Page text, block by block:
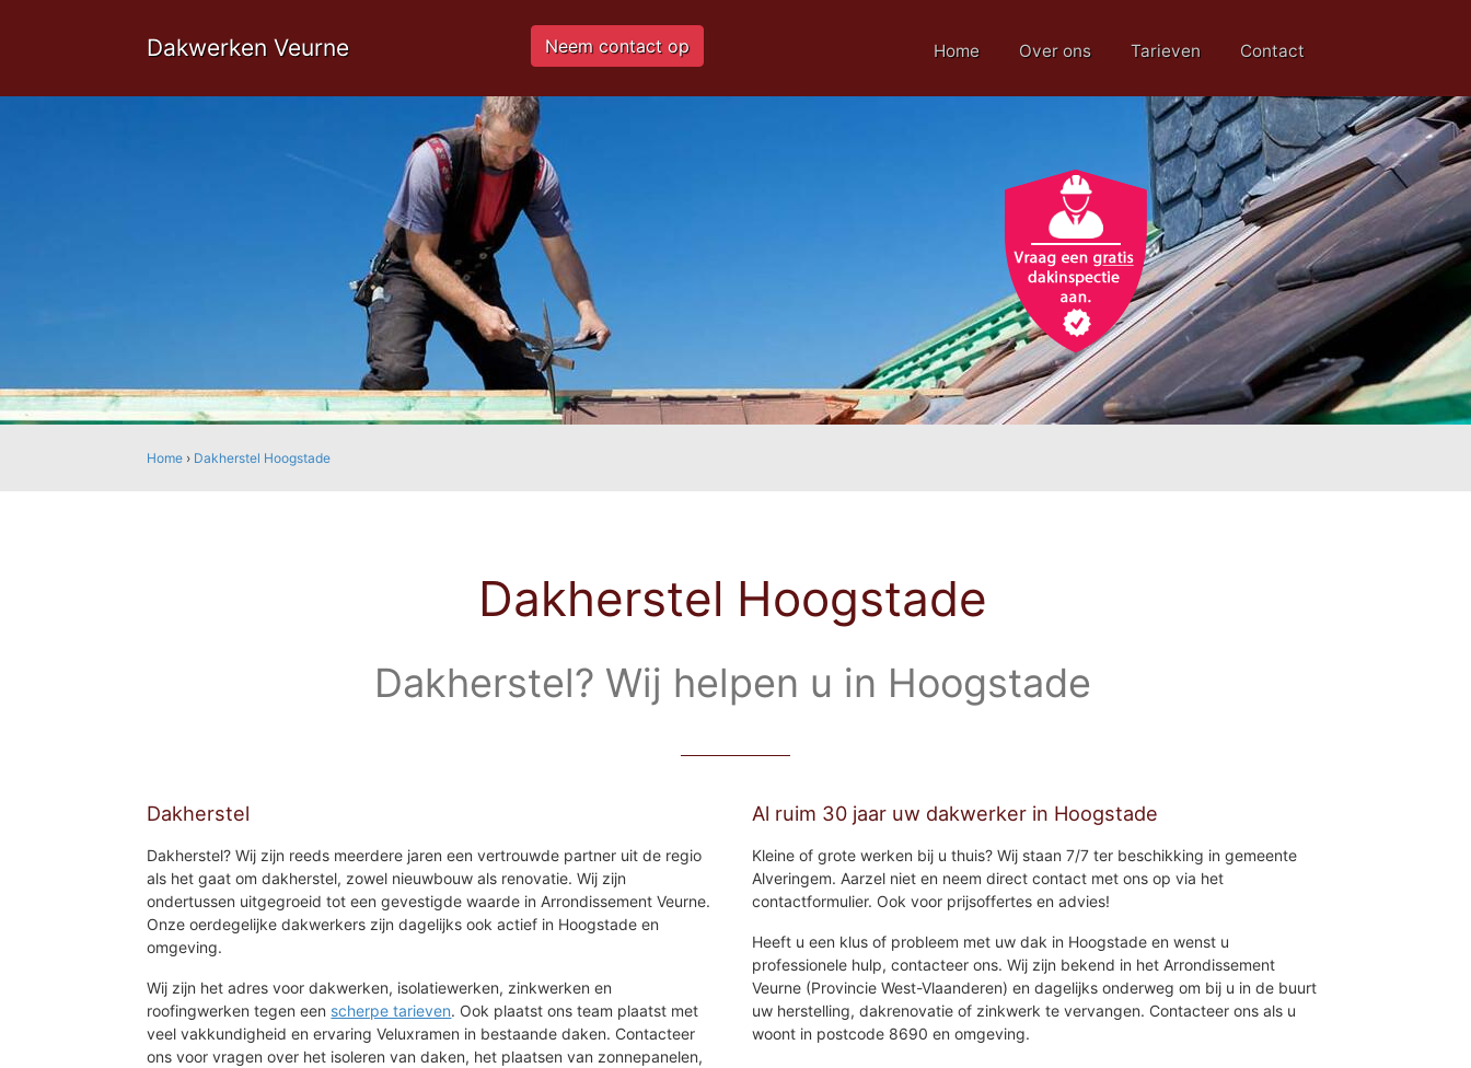
Dakwerken Veurne Neem contact op Home Over ons Tarieven Contact
Home › Dakherstel Hoogstade
Dakherstel Hoogstade
Dakherstel? Wij helpen u in Hoogstade
Dakherstel
Dakherstel? Wij zijn reeds meerdere jaren een vertrouwde partner uit de regio
als het gaat om dakherstel, zowel nieuwbouw als renovatie. Wij zijn
ondertussen uitgegroeid tot een gevestigde waarde in Arrondissement Veurne.
Onze oerdegelijke dakwerkers zijn dagelijks ook actief in Hoogstade en
omgeving.
Wij zijn het adres voor dakwerken, isolatiewerken, zinkwerken en
roofingwerken tegen een scherpe tarieven. Ook plaatst ons team plaatst met
veel vakkundigheid en ervaring Veluxramen in bestaande daken. Contacteer
ons voor vragen over het isoleren van daken, het plaatsen van zonnepanelen,
Al ruim 30 jaar uw dakwerker in Hoogstade
Kleine of grote werken bij u thuis? Wij staan 7/7 ter beschikking in gemeente
Alveringem. Aarzel niet en neem direct contact met ons op via het
contactformulier. Ook voor prijsoffertes en advies!
Heeft u een klus of probleem met uw dak in Hoogstade en wenst u
professionele hulp, contacteer ons. Wij zijn bekend in het Arrondissement
Veurne (Provincie West-Vlaanderen) en dagelijks onderweg om bij u in de buurt
uw herstelling, dakrenovatie of zinkwerk te vervangen. Contacteer ons als u
woont in postcode 8690 en omgeving.